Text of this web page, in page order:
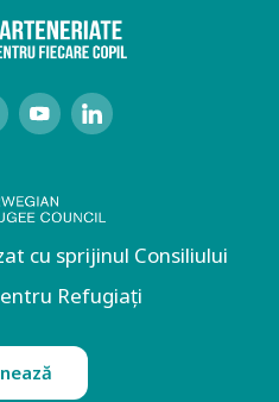
cu sprijinul Consiliului
Refugiați